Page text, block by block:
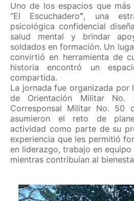
Uno de los espacios que
“El Escuchadero”, una
psicológica confidencial
salud mental y brindar
soldados en formación. Un
convirtió en herramienta de
historia encontró un
compartida.
La jornada fue organizada por
de Orientación Militar
Corresponsal Militar No. 50
asumieron el reto de
actividad como parte de su
experiencia que les permitió
en liderazgo, trabajo en
mientras contribuían al